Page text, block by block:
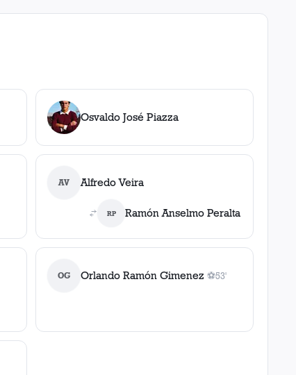
Osvaldo José Piazza
AV Alfredo Veira
RP Ramón Anselmo Peralta
OG Orlando Ramón Gimenez ⚽
1gol
53'